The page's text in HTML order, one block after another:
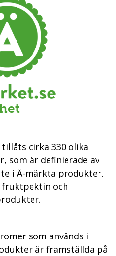
cirka 330 olika
som är definierade av
i Ä-märkta produkter,
fruktpektin och
som används i
är framställda på